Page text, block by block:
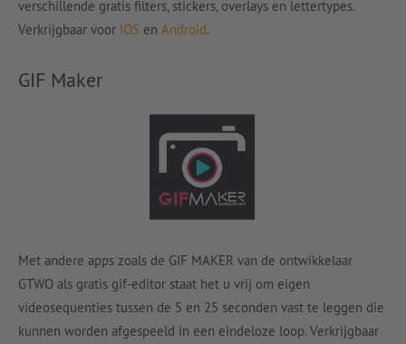
verschillende gratis filters, stickers, overlays en lettertypes.
Verkrijgbaar voor IOS en Android.
GIF Maker
Met andere apps zoals de GIF MAKER van de ontwikkelaar
GTWO als gratis gif-editor staat het u vrij om eigen
videosequenties tussen de 5 en 25 seconden vast te leggen die
kunnen worden afgespeeld in een eindeloze loop. Verkrijgbaar